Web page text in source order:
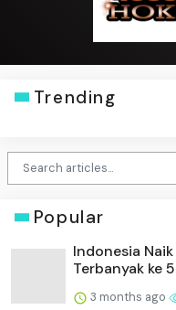
Trending
Popular
Indonesia
Terbanyak ke 5
3 months ago